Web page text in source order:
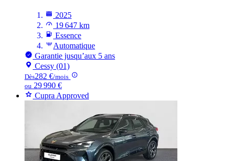
2025
19 647 km
Essence
Automatique
Garantie jusqu’aux 5 ans
Cessy (01)
Dès282 €/mois
ou 29 990 €
Cupra Approved